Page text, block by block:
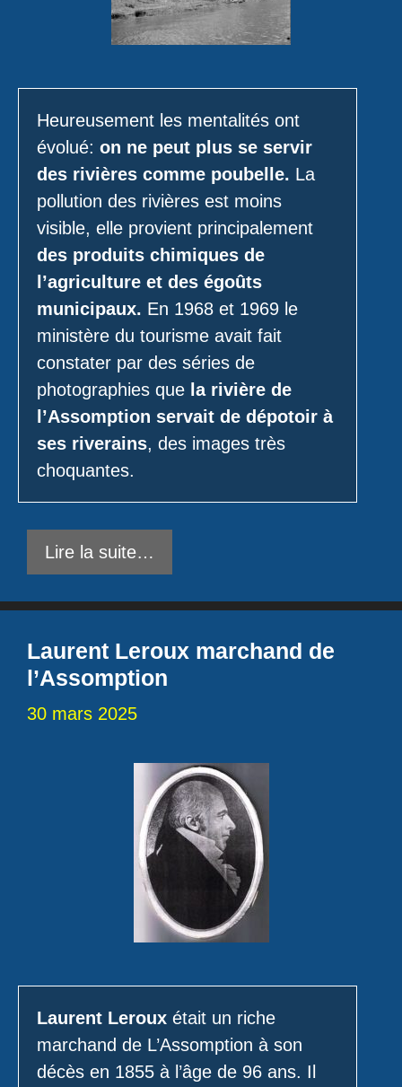
Heureusement les mentalités ont
évolué: on ne peut plus se servir
des rivières comme poubelle. La
pollution des rivières est moins
visible, elle provient principalement
des produits chimiques de
l’agriculture et des égoûts
municipaux. En 1968 et 1969 le
ministère du tourisme avait fait
constater par des séries de
photographies que la rivière de
l’Assomption servait de dépotoir à
ses riverains, des images très
choquantes.
Lire la suite…
Laurent Leroux marchand de
l’Assomption
30 mars 2025
Laurent Leroux était un riche
marchand de L’Assomption à son
décès en 1855 à l’âge de 96 ans. Il